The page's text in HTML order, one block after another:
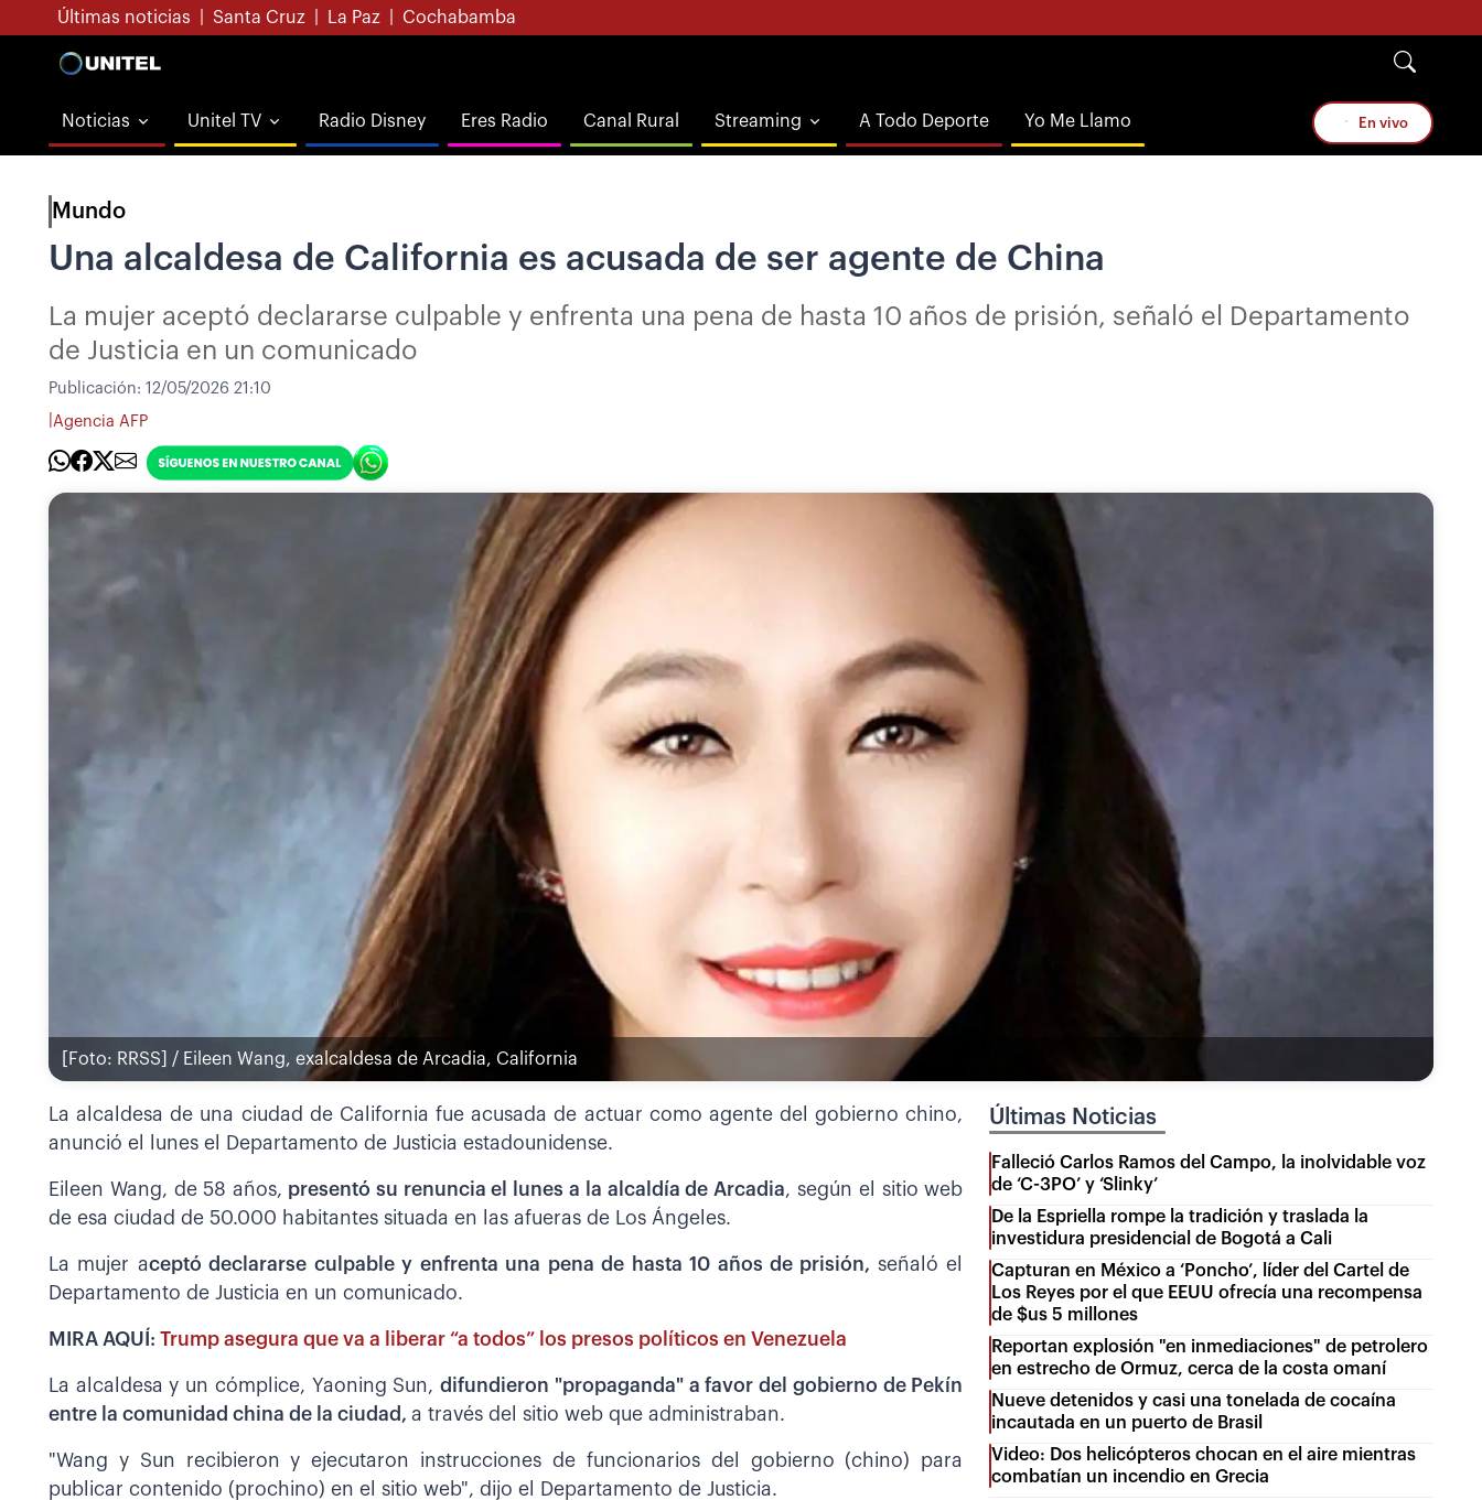
Últimas noticias Santa Cruz La Paz Cochabamba
Noticias Unitel TV Radio Disney Eres Radio Canal Rural Streaming A Todo Deporte Yo Me Llamo En vivo
Mundo
Una alcaldesa de California es acusada de ser agente de China
La mujer aceptó declararse culpable y enfrenta una pena de hasta 10 años de prisión, señaló el Departamento
de Justicia en un comunicado
Publicación: 12/05/2026 21:10
Agencia AFP
[Foto: RRSS] / Eileen Wang, exalcaldesa de Arcadia, California
La alcaldesa de una ciudad de California fue acusada de actuar como agente del gobierno chino,
anunció el lunes el Departamento de Justicia estadounidense.
Eileen Wang, de 58 años, presentó su renuncia el lunes a la alcaldía de Arcadia, según el sitio web
de esa ciudad de 50.000 habitantes situada en las afueras de Los Ángeles.
La mujer aceptó declararse culpable y enfrenta una pena de hasta 10 años de prisión, señaló el
Departamento de Justicia en un comunicado.
MIRA AQUÍ: Trump asegura que va a liberar “a todos” los presos políticos en Venezuela
La alcaldesa y un cómplice, Yaoning Sun,difundieron "propaganda" a favor del gobierno de Pekín
entre la comunidad china de la ciudad, a través del sitio web que administraban.
"Wang y Sun recibieron y ejecutaron instrucciones de funcionarios del gobierno (chino) para
publicar contenido (prochino) en el sitio web", dijo el Departamento de Justicia.
Últimas Noticias
Falleció Carlos Ramos del Campo, la inolvidable voz
de ‘C-3PO’ y ‘Slinky’
De la Espriella rompe la tradición y traslada la
investidura presidencial de Bogotá a Cali
Capturan en México a ‘Poncho’, líder del Cartel de
Los Reyes por el que EEUU ofrecía una recompensa
de $us 5 millones
Reportan explosión "en inmediaciones" de petrolero
en estrecho de Ormuz, cerca de la costa omaní
Nueve detenidos y casi una tonelada de cocaína
incautada en un puerto de Brasil
Video: Dos helicópteros chocan en el aire mientras
combatían un incendio en Grecia